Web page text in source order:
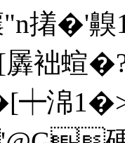
"n撯�'
袦蝖
淿